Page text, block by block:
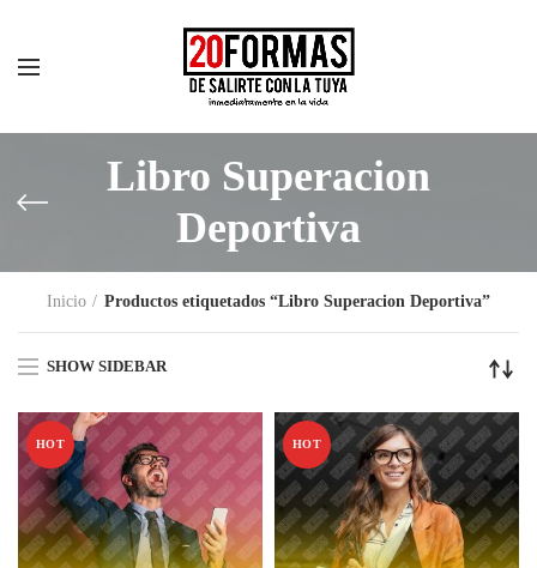
Libro Superacion
Deportiva
Inicio Productos etiquetados “Libro Superacion Deportiva”
SHOW SIDEBAR
HOT HOT